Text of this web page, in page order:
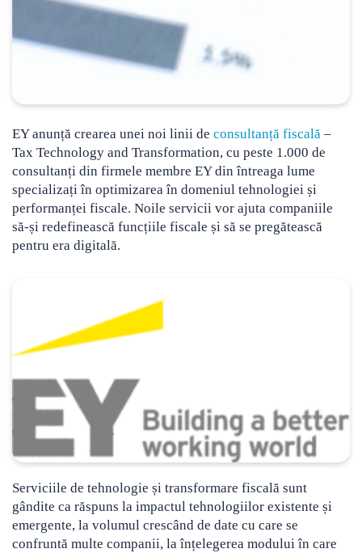
EY anunță crearea unei noi linii de consultanță fiscală –
Tax Technology and Transformation, cu peste 1.000 de
consultanți din firmele membre EYdin întreaga lume
specializați în optimizarea în domeniul tehnologiei și
performanței fiscale. Noile servicii vor ajuta companiile
să-și redefinească funcțiile fiscale și să se pregătească
pentru era digitală.
Serviciile de tehnologie și transformare fiscală sunt
gândite ca răspuns la impactul tehnologiilor existente și
emergente, la volumul crescând de date cu care se
confruntă multe companii, la înțelegerea modului în care